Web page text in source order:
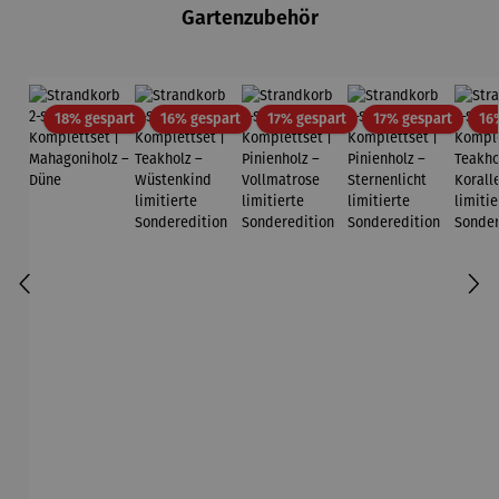
Gartenzubehör
18% gespartRabatt16% gespartRabatt17% gespartRabatt17% gespartRabatt